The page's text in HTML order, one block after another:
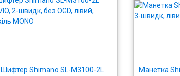
Шифтер Shimano SL-M3100-2L
Манетка